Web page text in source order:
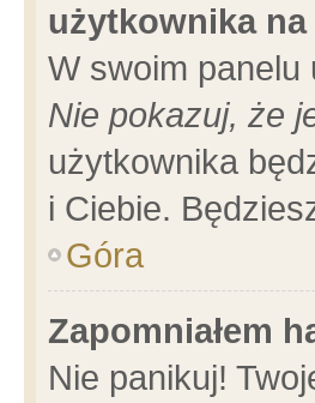
użytkownika
W swoim panelu
Nie pokazuj, że
użytkownika
i Ciebie.
Góra
Zapomniałem
Nie panikuj!